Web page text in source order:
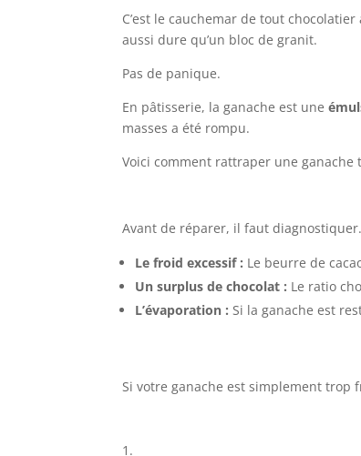
C’est le cauchemar de tout
aussi dure qu’un bloc de granit.
Pas de panique.
En pâtisserie, la ganache est une
masses a été rompu.
Voici comment rattraper une
Avant de réparer, il faut
Le froid excessif : Le beurre de
Un surplus de chocolat : Le ratio
L’évaporation : Si la ganache est
Si votre ganache est simplement trop